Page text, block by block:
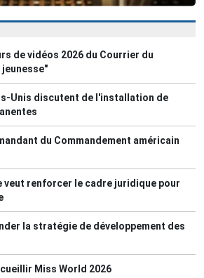
de vidéos 2026 du Courrier du
jeunesse"
Unis discutent de l'installation de
du Commandement américain
veut renforcer le cadre juridique pour
la stratégie de développement des
Miss World 2026